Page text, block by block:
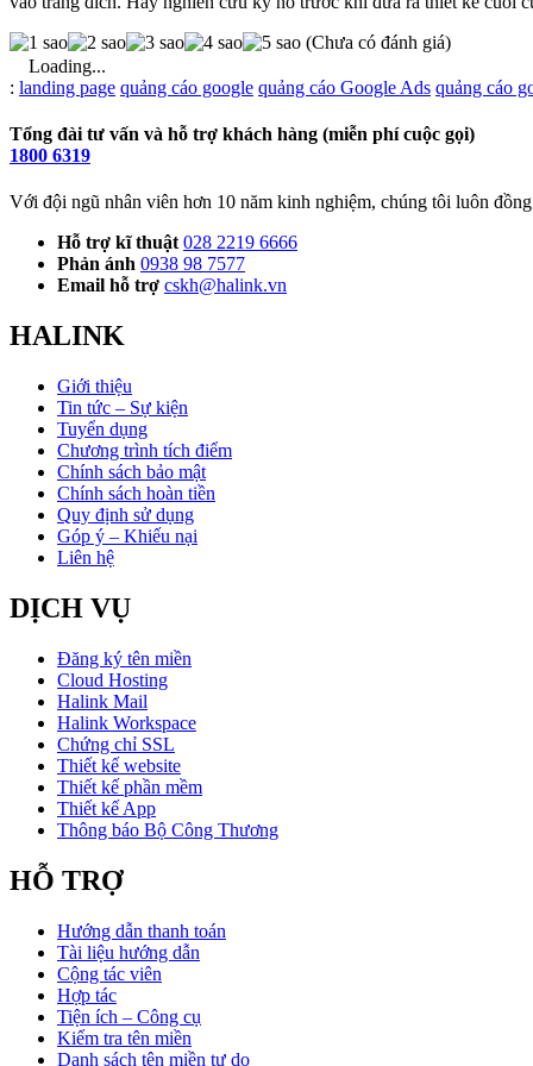
(Chưa có đánh giá)
Loading...
Từ
: landing page quảng cáo google quảng cáo Google Ads quảng cáo
Tổng đài tư vấn và hỗ trợ khách hàng (miễn phí cuộc gọi)
1800 6319
Với đội ngũ nhân viên hơn 10 năm kinh nghiệm, chúng tôi luôn
Hỗ trợ kĩ thuật 028 2219 6666
Phản ánh 0938 98 7577
Email hỗ trợ cskh@halink.vn
HALINK
Giới thiệu
Tin tức – Sự kiện
Tuyển dụng
Chương trình tích điểm
Chính sách bảo mật
Chính sách hoàn tiền
Quy định sử dụng
Góp ý – Khiếu nại
Liên hệ
DỊCH VỤ
Đăng ký tên miền
Cloud Hosting
Halink Mail
Halink Workspace
Chứng chỉ SSL
Thiết kế website
Thiết kế phần mềm
Thiết kế App
Thông báo Bộ Công Thương
HỖ TRỢ
Hướng dẫn thanh toán
Tài liệu hướng dẫn
Cộng tác viên
Hợp tác
Tiện ích – Công cụ
Kiểm tra tên miền
Danh sách tên miền tự do